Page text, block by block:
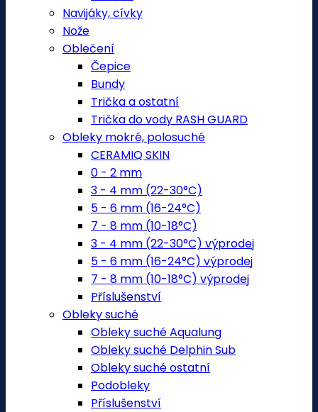
Navijáky, cívky
Nože
Oblečení
Čepice
Bundy
Trička a ostatní
Trička do vody RASH GUARD
Obleky mokré, polosuché
CERAMIQ SKIN
0 - 2 mm
3 - 4 mm (22-30°C)
5 - 6 mm (16-24°C)
7 - 8 mm (10-18°C)
3 - 4 mm (22-30°C) výprodej
5 - 6 mm (16-24°C) výprodej
7 - 8 mm (10-18°C) výprodej
Příslušenství
Obleky suché
Obleky suché Aqualung
Obleky suché Delphin Sub
Obleky suché ostatní
Podobleky
Příslušenství